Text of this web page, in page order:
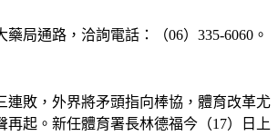
局通路，洽詢電話：（06）335-6060。
連敗，外界將矛頭指向棒協，體育改革尤
再起。新任體育署長林德福今（17）日上